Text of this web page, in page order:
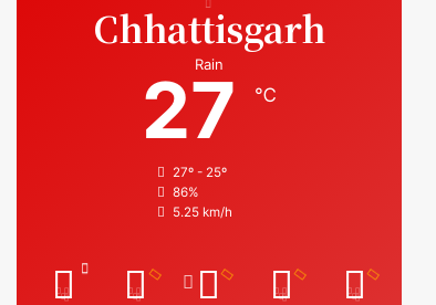
Chhattisgarh
Rain
27 ℃
27º - 25º
86%
5.25 km/h